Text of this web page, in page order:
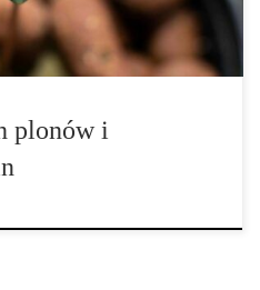
plonów i